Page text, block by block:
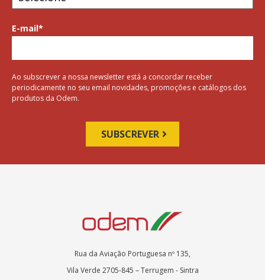
E-mail*
Ao subscrever a nossa newsletter está a concordar receber
periodicamente no seu email novidades, promoções e catálogos dos
produtos da Odem.
Rua da Aviação Portuguesa nº 135,
Vila Verde 2705-845 – Terrugem - Sintra